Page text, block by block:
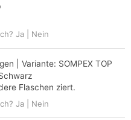
Ja Nein
| Variante: SOMPEX TOP
Flaschen ziert.
Ja Nein